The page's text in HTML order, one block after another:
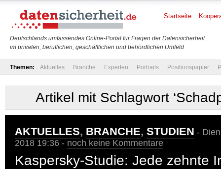
Deutschlands umfassendes Online-Portal für Fragen der Datensicherheit
im privaten, beruflichen, geschäftlichen und behördlichen Umfeld
Startseite
Themen: Aktuelles Branche Experten Portraits Positionspapier
Artikel mit Schlagwort
AKTUELLES, BRANCHE, STUDIEN -
2018 19:36 - noch keine Kommentare
Kaspersky-Studie: Jede zehnte